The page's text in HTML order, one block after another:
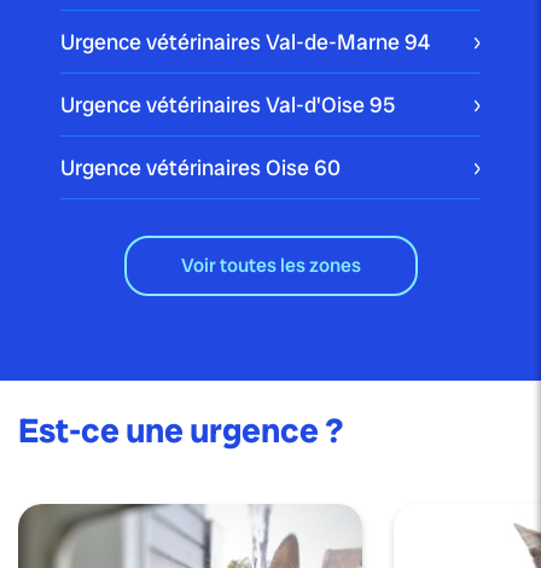
Urgence vétérinaires Val-de-Marne94
Urgence vétérinaires Val-d'Oise95
Urgence vétérinaires Oise60
Voir toutes les zones
Est-ce une urgence ?